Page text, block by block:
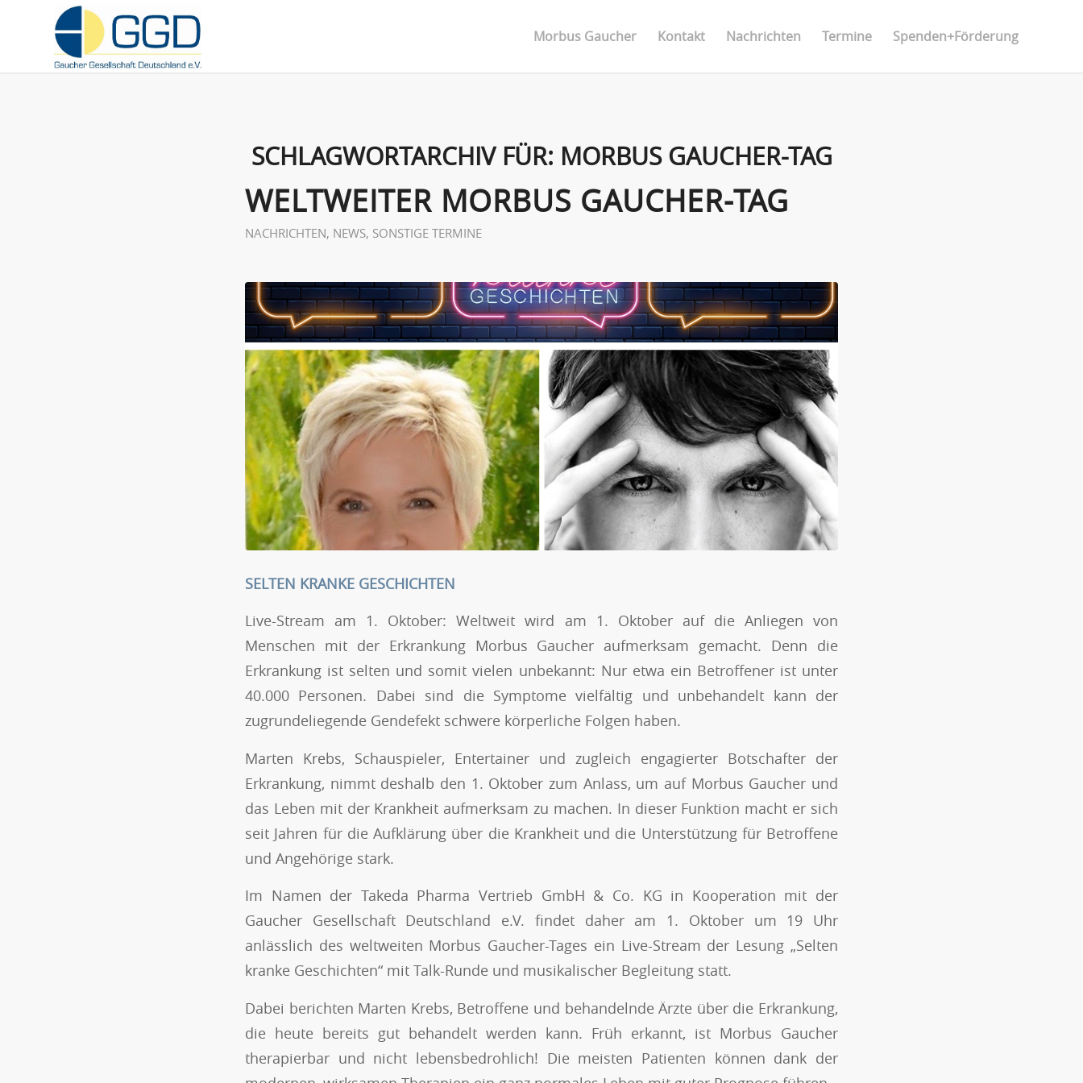
Morbus Gaucher Kontakt Nachrichten Termine Spenden+Förderung
SCHLAGWORTARCHIV FÜR: MORBUS GAUCHER-TAG
WELTWEITER MORBUS GAUCHER-TAG
NACHRICHTEN, NEWS, SONSTIGE TERMINE
SELTEN KRANKE GESCHICHTEN
Live-Stream am 1. Oktober: Weltweit wird am 1. Oktober auf die Anliegen von
Menschen mit der Erkrankung Morbus Gaucher aufmerksam gemacht. Denn die
Erkrankung ist selten und somit vielen unbekannt: Nur etwa ein Betroffener ist unter
40.000 Personen. Dabei sind die Symptome vielfältig und unbehandelt kann der
zugrundeliegende Gendefekt schwere körperliche Folgen haben.
Marten Krebs, Schauspieler, Entertainer und zugleich engagierter Botschafter der
Erkrankung, nimmt deshalb den 1. Oktober zum Anlass, um auf Morbus Gaucher und
das Leben mit der Krankheit aufmerksam zu machen. In dieser Funktion macht er sich
seit Jahren für die Aufklärung über die Krankheit und die Unterstützung für Betroffene
und Angehörige stark.
Im Namen der Takeda Pharma Vertrieb GmbH & Co. KG in Kooperation mit der
Gaucher Gesellschaft Deutschland e.V. findet daher am 1. Oktober um 19 Uhr
anlässlich des weltweiten Morbus Gaucher-Tages ein Live-Stream der Lesung „Selten
kranke Geschichten“ mit Talk-Runde und musikalischer Begleitung statt.
Dabei berichten Marten Krebs, Betroffene und behandelnde Ärzte über die Erkrankung,
die heute bereits gut behandelt werden kann. Früh erkannt, ist Morbus Gaucher
therapierbar und nicht lebensbedrohlich! Die meisten Patienten können dank der